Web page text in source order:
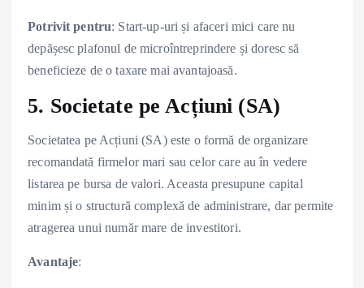
Potrivit pentru: Start-up-uri și afaceri mici care nu
depășesc plafonul de microîntreprindere și doresc să
beneficieze de o taxare mai avantajoasă.
5. Societate pe Acțiuni (SA)
Societatea pe Acțiuni (SA) este o formă de organizare
recomandată firmelor mari sau celor care au în vedere
listarea pe bursa de valori. Aceasta presupune capital
minim și o structură complexă de administrare, dar permite
atragerea unui număr mare de investitori.
Avantaje: